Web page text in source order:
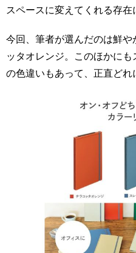
スペースに変えてくれる存在
今回、筆者が選んだのは鮮
ッタオレンジ。このほかに
の色違いもあって、正直どれ